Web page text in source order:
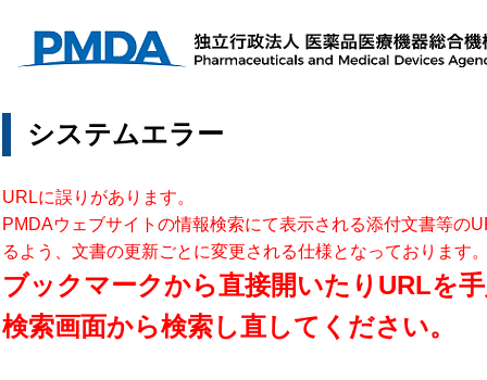
システムエラー
URLに誤りがあります。
PMDAウェブサイトの情報検索にて表示される添付文書等の
るよう、文書の更新ごとに変更される仕様となっております
ブックマークから直接開いたりURLを
検索画面から検索し直してください。